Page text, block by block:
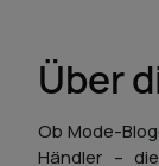
Über
Ob Mode-
Händler –